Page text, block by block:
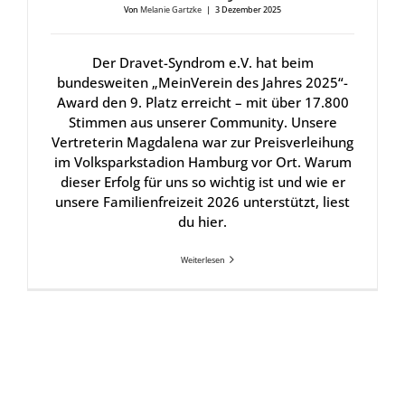
Von Melanie Gartzke | 3 Dezember 2025
Der Dravet-Syndrom e.V. hat beim
bundesweiten „MeinVerein des Jahres 2025“-
Award den 9. Platz erreicht – mit über 17.800
Stimmen aus unserer Community. Unsere
Vertreterin Magdalena war zur Preisverleihung
im Volksparkstadion Hamburg vor Ort. Warum
dieser Erfolg für uns so wichtig ist und wie er
unsere Familienfreizeit 2026 unterstützt, liest
du hier.
Weiterlesen